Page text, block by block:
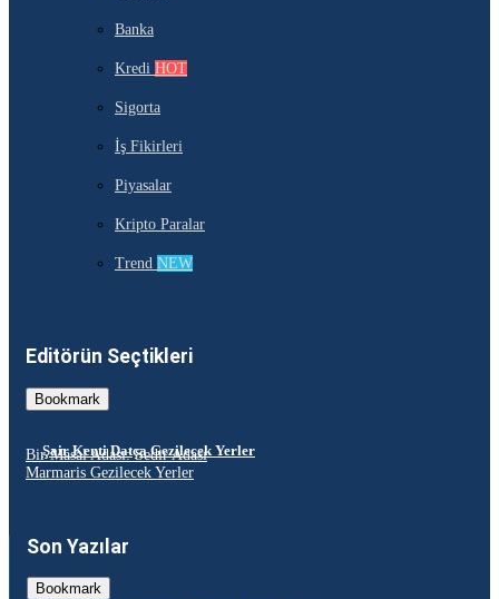
Banka
Kredi HOT
Sigorta
İş Fikirleri
Piyasalar
Kripto Paralar
Trend NEW
Editörün Seçtikleri
Bookmark
Şair Kenti Datça Gezilecek Yerler
Bir Masal Adası: Sedir Adası
Marmaris Gezilecek Yerler
Son Yazılar
Bookmark